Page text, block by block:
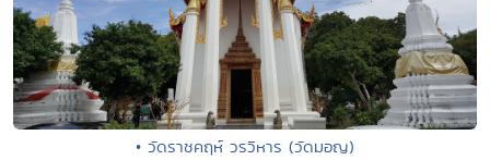
• วัดราชคฤห์ วรวิหาร (วัดมอญ)